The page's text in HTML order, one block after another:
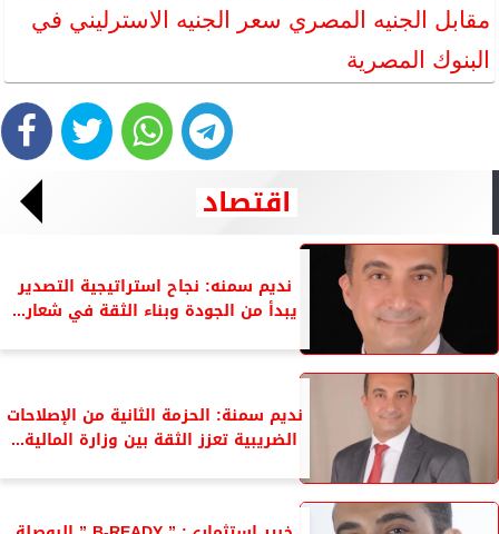
مقابل الجنيه المصري سعر الجنيه الاسترليني في
البنوك المصرية
اقتصاد
نديم سمنه: نجاح استراتيجية التصدير
يبدأ من الجودة وبناء الثقة في شعار...
نديم سمنة: الحزمة الثانية من الإصلاحات
الضريبية تعزز الثقة بين وزارة المالية...